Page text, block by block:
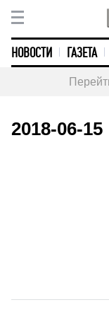
НОВОСТИ ГАЗЕТА
2018-06-15